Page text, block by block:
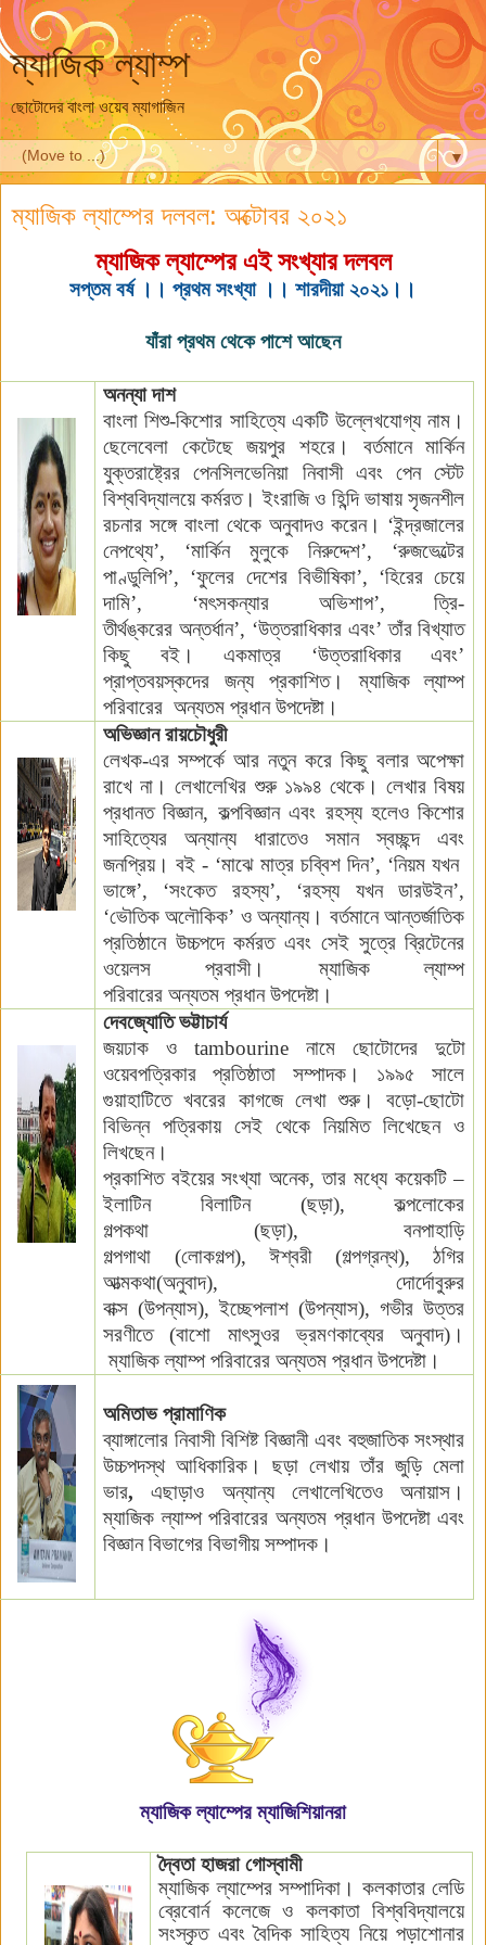
ম্যাজিক ল্যাম্প
ছোটোদের বাংলা ওয়েব ম্যাগাজিন
▼
ম্যাজিক ল্যাম্পের দলবল: অক্টোবর ২০২১
ম্যাজিক ল্যাম্পের এই সংখ্যার দলবল
সপ্তম বর্ষ ।। প্রথম সংখ্যা ।। শারদীয়া ২০২১।।
যাঁরাপ্রথম থেকে পাশে আছেন
অনন্যা দাশ
বাংলা শিশু-কিশোর সাহিত্যে একটি উল্লেখযোগ্য নাম।
ছেলেবেলা কেটেছে জয়পুর শহরে। বর্তমানে মার্কিন
যুক্তরাষ্ট্রের পেনসিলভেনিয়া নিবাসীএবং পেন স্টেট
বিশ্ববিদ্যালয়ে কর্মরত।ইংরাজি ও হিন্দি ভাষায় সৃজনশীল
রচনার সঙ্গে বাংলা থেকে অনুবাদও করেন। ‘ইন্দ্রজালের
নেপথ্যে’, ‘মার্কিন মুলুকে নিরুদ্দেশ’, ‘রুজভেল্টের
পাণ্ডুলিপি’, ‘ফুলের দেশের বিভীষিকা’, ‘হিরের চেয়ে
দামি’, ‘মৎসকন্যার অভিশাপ’, ত্রি-
তীর্থঙ্করের অন্তর্ধান’, ‘উত্তরাধিকার এবং’ তাঁর বিখ্যাত
কিছু বই। একমাত্র ‘উত্তরাধিকার এবং’
প্রাপ্তবয়স্কদের জন্য প্রকাশিত। ম্যাজিক ল্যাম্প
পরিবারের অন্যতম প্রধান উপদেষ্টা।
অভিজ্ঞান রায়চৌধুরী
লেখক-এর সম্পর্কে আর নতুন করে কিছু বলার অপেক্ষা
রাখে না। লেখালেখির শুরু ১৯৯৪ থেকে। লেখার বিষয়
প্রধানত বিজ্ঞান, কল্পবিজ্ঞান এবং রহস্য হলেও কিশোর
সাহিত্যের অন্যান্য ধারাতেও সমান স্বচ্ছন্দ এবং
জনপ্রিয়। বই - ‘মাঝে মাত্র চব্বিশ দিন’, ‘নিয়ম যখন
ভাঙ্গে’, ‘সংকেত রহস্য’, ‘রহস্য যখন ডারউইন’,
‘ভৌতিক অলৌকিক’ ও অন্যান্য। বর্তমানে আন্তর্জাতিক
প্রতিষ্ঠানে উচ্চপদে কর্মরত এবং সেই সুত্রে ব্রিটেনের
ওয়েলসপ্রবাসী। ম্যাজিক ল্যাম্প
পরিবারের অন্যতম প্রধান উপদেষ্টা।
দেবজ্যোতি ভট্টাচার্য
জয়ঢাক ও tambourine নামে ছোটোদের দুটো
ওয়েবপত্রিকার প্রতিষ্ঠাতা সম্পাদক।
১৯৯৫ সালে
গুয়াহাটিতে খবরের কাগজে লেখা শুরু। বড়ো-ছোটো
বিভিন্ন পত্রিকায় সেই থেকে নিয়মিত লিখেছেন ও
লিখছেন।
প্রকাশিত বইয়ের সংখ্যা অনেক, তার মধ্যে কয়েকটি –
ইলাটিন বিলাটিন (ছড়া),কল্পলোকের
গল্পকথা(ছড়া),বনপাহাড়ি
গল্পগাথা (লোকগল্প), ঈশ্বরী (গল্পগ্রন্থ), ঠগির
আত্মকথা(অনুবাদ),দোর্দোবুরুর
বাক্স (উপন্যাস), ইচ্ছেপলাশ (উপন্যাস), গভীর উত্তর
সরণীতে(বাশো মাৎসুওর ভ্রমণকাব্যের অনুবাদ) ।
ম্যাজিক ল্যাম্প পরিবারের অন্যতম প্রধান উপদেষ্টা।
অমিতাভ প্রামাণিক
ব্যাঙ্গালোর নিবাসী বিশিষ্ট বিজ্ঞানী এবং বহুজাতিক সংস্থার
উচ্চপদস্থ আধিকারিক। ছড়া লেখায় তাঁর জুড়ি মেলা
ভার,এছাড়াও অন্যান্য লেখালেখিতেও অনায়াস।
ম্যাজিক ল্যাম্প পরিবারের অন্যতম প্রধান উপদেষ্টা এবং
বিজ্ঞান বিভাগের বিভাগীয় সম্পাদক।
ম্যাজিকল্যাম্পের ম্যাজিশিয়ানরা
দ্বৈতা হাজরা গোস্বামী
ম্যাজিক ল্যাম্পের সম্পাদিকা। কলকাতার লেডি
ব্রেবোর্ন কলেজে ও কলকাতা বিশ্ববিদ্যালয়ে
সংস্কৃত এবং বৈদিক সাহিত্য নিয়ে পড়াশোনার